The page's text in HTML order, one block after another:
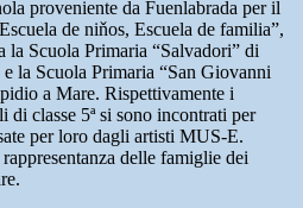
proveniente da Fuenlabrada per il
de niňos, Escuela de familia”,
la Scuola Primaria “Salvadori” di
la Scuola Primaria “San Giovanni
a Mare. Rispettivamente i
di classe 5ª si sono incontrati per
per loro dagli artisti MUS-E.
delle famiglie dei